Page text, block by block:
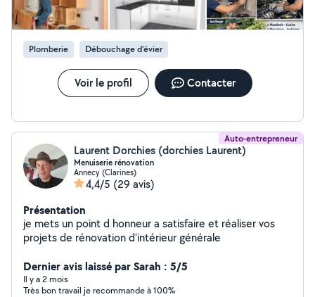
Plomberie Débouchage d'évier
Voir le profil Contacter
Auto-entrepreneur
Laurent Dorchies (dorchies Laurent)
Menuiserie rénovation
Annecy (Clarines)
4,4/5 (29 avis)
Présentation
je mets un point d honneur a satisfaire et réaliser vos
projets de rénovation d'intérieur générale
Dernier avis laissé par Sarah : 5/5
Il y a 2 mois
Très bon travail je recommande à 100%